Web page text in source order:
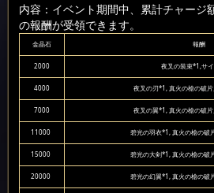
内容：イベント期間中、累計チャージ
の報酬が受領できます。
金晶石 報酬
2000 夜叉の装束*1,サ
4000 夜叉の刃*1, 真火の槍の破
7000 夜叉の翼*1, 真火の槍の破
11000 碧光の羽衣*1, 真火の槍の破
15000 碧光の大剣*1, 真火の槍の破
20000 碧光の幻翼*1, 真火の槍の破